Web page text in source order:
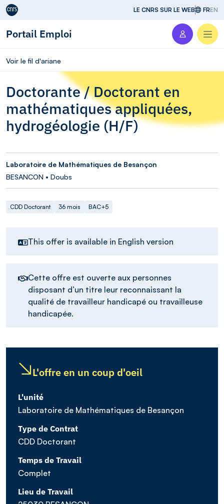
Aller au contenu LE CNRS SUR LE WEB FREN
Portail Emploi
Voir le fil d'ariane
Doctorante / Doctorant en
mathématiques appliquées,
hydrogéologie (H/F)
Laboratoire de Mathématiques de Besançon
BESANCON • Doubs
CDD Doctorant 36 mois BAC+5
This offer is available in English version
Cette offre est ouverte aux personnes
disposant d’un titre leur reconnaissant la
qualité de travailleur handicapé ou travailleuse
handicapée.
L'offre en un coup d'oeil
L'unité
Laboratoire de Mathématiques de Besançon
Type de Contrat
CDD Doctorant
Temps de Travail
Complet
Lieu de Travail